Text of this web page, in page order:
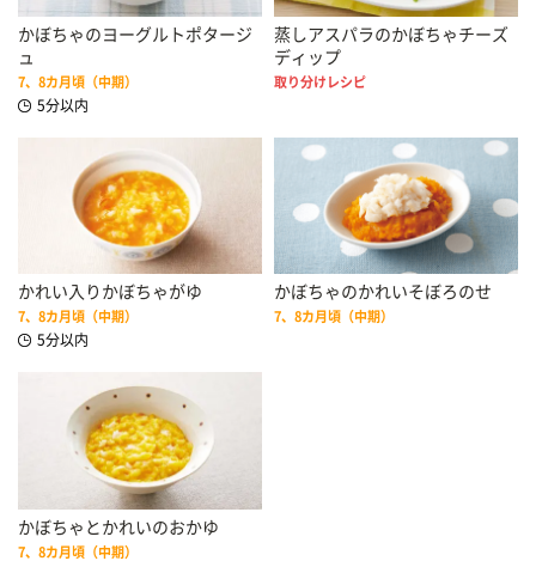
かぼちゃのヨーグルトポタージ
ュ
7、8カ月頃（中期）
5分以内
蒸しアスパラのかぼちゃチーズ
ディップ
取り分けレシピ
かれい入りかぼちゃがゆ
7、8カ月頃（中期）
5分以内
かぼちゃのかれいそぼろのせ
7、8カ月頃（中期）
かぼちゃとかれいのおかゆ
7、8カ月頃（中期）